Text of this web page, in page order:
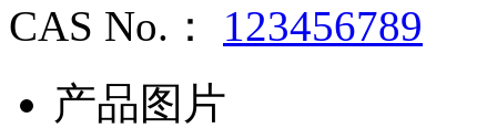
CAS No.： 123456789
产品图片